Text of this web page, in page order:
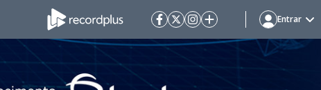
Entrar